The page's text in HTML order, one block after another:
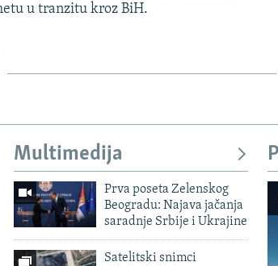
u tranzitu kroz BiH.
Multimedija
Prva poseta Zelenskog
Beogradu: Najava jačanja
saradnje Srbije i Ukrajine
Satelitski snimci